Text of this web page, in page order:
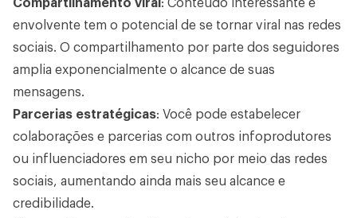
Compartilhamento viral : Conteúdo interessante e
envolvente tem o potencial de se tornar viral nas redes
sociais. O compartilhamento por parte dos seguidores
amplia exponencialmente o alcance de suas
mensagens.
Parcerias estratégicas: Você pode estabelecer
colaborações e parcerias com outros infoprodutores
ou influenciadores em seu nicho por meio das redes
sociais, aumentando ainda mais seu alcance e
credibilidade.